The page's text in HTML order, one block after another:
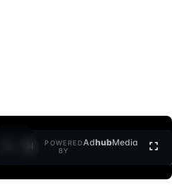
POWERED
BY
AdhubMedia